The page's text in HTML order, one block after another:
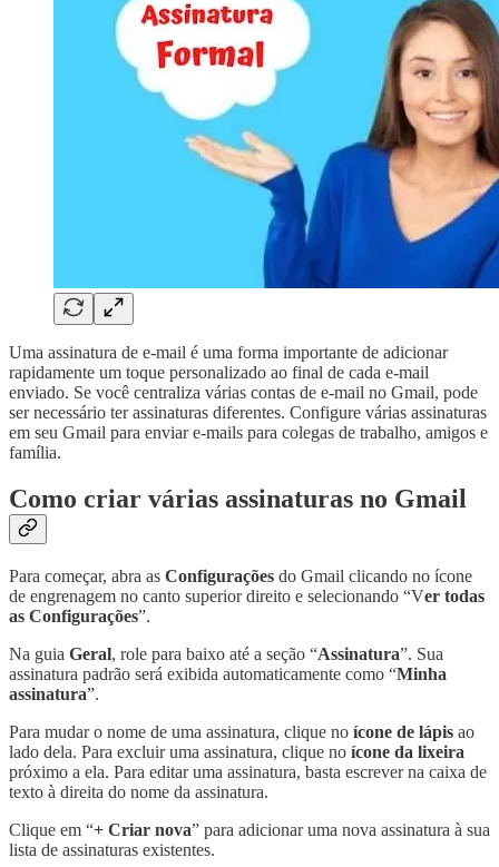
Uma assinatura de e-mail é uma forma importante de adicionar
rapidamente um toque personalizado ao final de cada e-mail
enviado. Se você centraliza várias contas de e-mail no Gmail, pode
ser necessário ter assinaturas diferentes. Configure várias assinaturas
em seu Gmail para enviar e-mails para colegas de trabalho, amigos e
família.
Como criar várias assinaturas no Gmail
Para começar, abra as Configurações do Gmail clicando no ícone
de engrenagem no canto superior direito e selecionando “Ver todas
as Configurações”.
Na guia Geral, role para baixo até a seção “Assinatura”. Sua
assinatura padrão será exibida automaticamente como “Minha
assinatura”.
Para mudar o nome de uma assinatura, clique no ícone de lápis ao
lado dela. Para excluir uma assinatura, clique no ícone da lixeira
próximo a ela. Para editar uma assinatura, basta escrever na caixa de
texto à direita do nome da assinatura.
Clique em “+ Criar nova” para adicionar uma nova assinatura à sua
lista de assinaturas existentes.